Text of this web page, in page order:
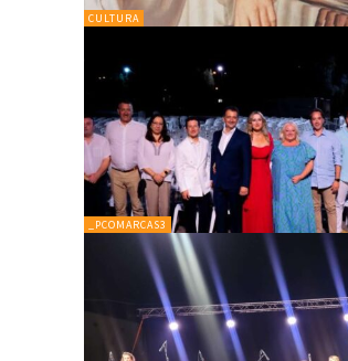
CULTURA
_PCOMARCAS3